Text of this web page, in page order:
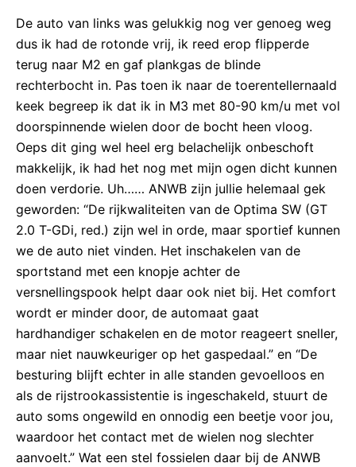
De auto van links was gelukkig nog ver genoeg weg
dus ik had de rotonde vrij, ik reed erop flipperde
terug naar M2 en gaf plankgas de blinde
rechterbocht in. Pas toen ik naar de toerentellernaald
keek begreep ik dat ik in M3 met 80-90 km/u met vol
doorspinnende wielen door de bocht heen vloog.
Oeps dit ging wel heel erg belachelijk onbeschoft
makkelijk, ik had het nog met mijn ogen dicht kunnen
doen verdorie. Uh…… ANWB zijn jullie helemaal gek
geworden: “De rijkwaliteiten van de Optima SW (GT
2.0 T-GDi, red.) zijn wel in orde, maar sportief kunnen
we de auto niet vinden. Het inschakelen van de
sportstand met een knopje achter de
versnellingspook helpt daar ook niet bij. Het comfort
wordt er minder door, de automaat gaat
hardhandiger schakelen en de motor reageert sneller,
maar niet nauwkeuriger op het gaspedaal.” en “De
besturing blijft echter in alle standen gevoelloos en
als de rijstrookassistentie is ingeschakeld, stuurt de
auto soms ongewild en onnodig een beetje voor jou,
waardoor het contact met de wielen nog slechter
aanvoelt.” Wat een stel fossielen daar bij de ANWB